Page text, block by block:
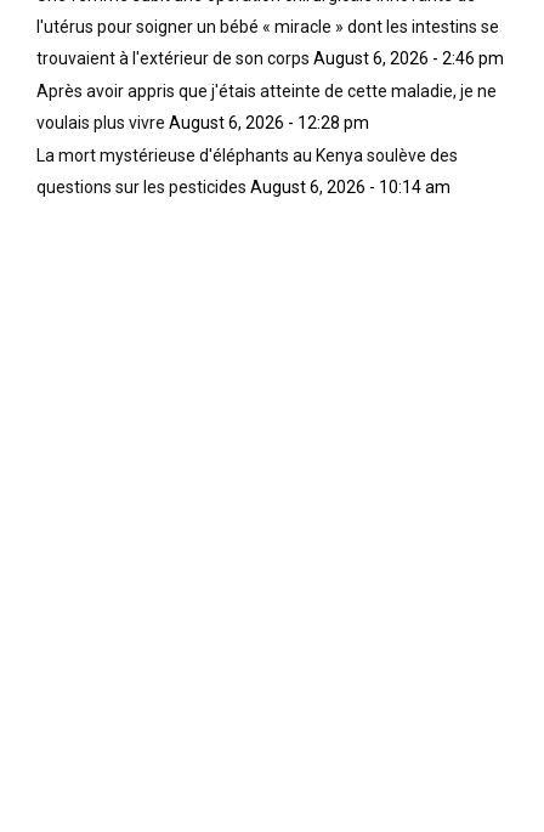
l'utérus pour soigner un bébé « miracle » dont les intestins se
trouvaient à l'extérieur de son corps August 6, 2026 - 2:46 pm
Après avoir appris que j'étais atteinte de cette maladie, je ne
voulais plus vivre August 6, 2026 - 12:28 pm
La mort mystérieuse d'éléphants au Kenya soulève des
questions sur les pesticides August 6, 2026 - 10:14 am